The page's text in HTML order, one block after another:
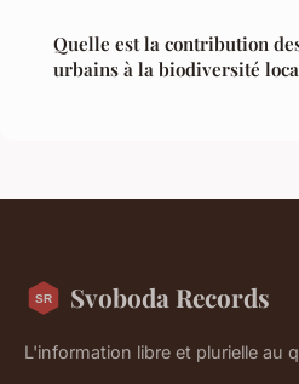
Quelle est la contribution
urbains à la biodiversité
Svoboda Records
L'information libre et plurielle au